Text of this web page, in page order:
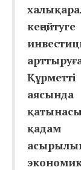
Құрметті
қадам